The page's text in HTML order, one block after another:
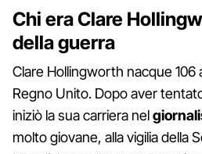
Chi era Clare
della guerra
Clare Hollingworth nacque 106
Regno Unito. Dopo aver
iniziò la sua carriera nel
molto giovane, alla vigilia della